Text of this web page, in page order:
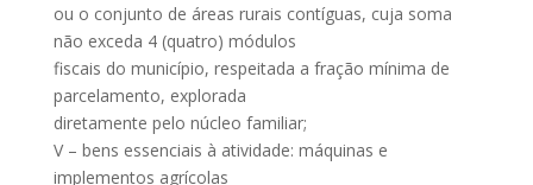
ou o conjunto de áreas rurais contíguas, cuja soma
não exceda 4 (quatro) módulos
fiscais do município, respeitada a fração mínima de
parcelamento, explorada
diretamente pelo núcleo familiar;
V – bens essenciais à atividade: máquinas e
implementos agrícolas